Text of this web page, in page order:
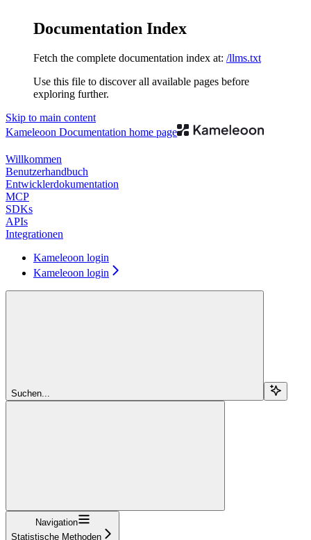
Documentation Index
Fetch the complete documentation index at: /llms.txt
Use this file to discover all available pages before
exploring further.
Skip to main content
Kameleoon Documentation home page
Willkommen
Benutzerhandbuch
Entwicklerdokumentation
MCP
SDKs
APIs
Integrationen
Kameleoon login
Kameleoon login
Suchen...
Navigation
Statistische Methoden